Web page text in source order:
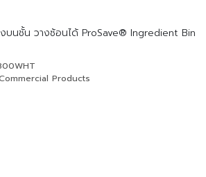
บนชั้น วางซ้อนได้ ProSave® Ingredient Bin
Products